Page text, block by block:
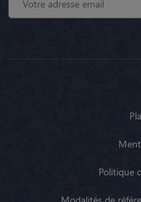
Politique
Modalités de